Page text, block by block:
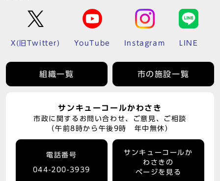
X(旧Twitter) YouTube Instagram LINE
組織一覧 市の施設一覧
サンキューコールかわさき
市政に関するお問い合わせ、ご意見、ご相談
（午前8時から午後9時 年中無休）
電話番号
044-200-3939
サンキューコールか
わさきの
ページを見る